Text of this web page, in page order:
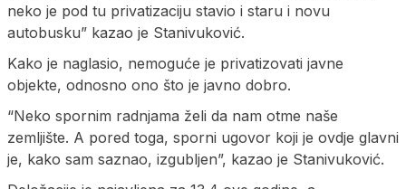
neko je pod tu privatizaciju stavio i staru i novu
autobusku” kazao je Stanivuković.
Kako je naglasio, nemoguće je privatizovati javne
objekte, odnosno ono što je javno dobro.
“Neko spornim radnjama želi da nam otme naše
zemljište. A pored toga, sporni ugovor koji je ovdje glavni
je, kako sam saznao, izgubljen”, kazao je Stanivuković.